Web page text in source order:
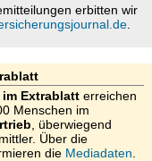
erbitten wir
.
Extrablatterreichen
Menschen im
, überwiegend
Über die
die Mediadaten